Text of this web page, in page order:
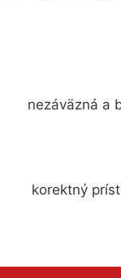
nezáväzná a
korektný